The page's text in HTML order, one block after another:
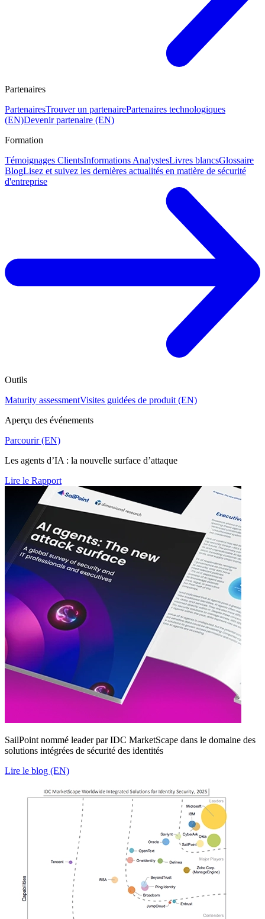
Partenaires
PartenairesTrouver un partenairePartenaires technologiques
(EN)Devenir partenaire (EN)
Formation
Témoignages ClientsInformations AnalystesLivres blancsGlossaire
BlogLisez et suivez les dernières actualités en matière de sécurité
d'entreprise
Outils
Maturity assessmentVisites guidées de produit (EN)
Aperçu des événements
Parcourir (EN)
Les agents d’IA : la nouvelle surface d’attaque
Lire le Rapport
SailPoint nommé leader par IDC MarketScape dans le domaine des
solutions intégrées de sécurité des identités
Lire le blog (EN)